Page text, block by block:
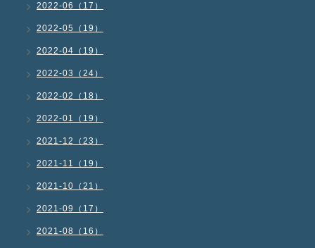
2022-06（17）
2022-05（19）
2022-04（19）
2022-03（24）
2022-02（18）
2022-01（19）
2021-12（23）
2021-11（19）
2021-10（21）
2021-09（17）
2021-08（16）